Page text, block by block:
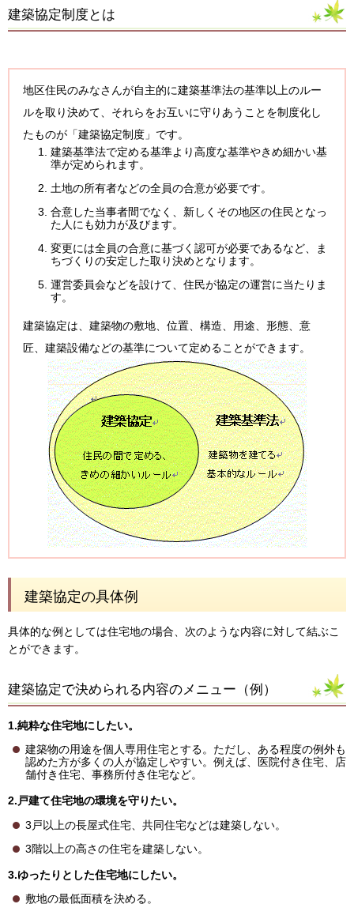
建築協定制度とは
地区住民のみなさんが自主的に建築基準法の基準以上のルー
ルを取り決めて、それらをお互いに守りあうことを制度化し
たものが「建築協定制度」です。
建築基準法で定める基準より高度な基準やきめ細かい基
準が定められます。
土地の所有者などの全員の合意が必要です。
合意した当事者間でなく、新しくその地区の住民となっ
た人にも効力が及びます。
変更には全員の合意に基づく認可が必要であるなど、ま
ちづくりの安定した取り決めとなります。
運営委員会などを設けて、住民が協定の運営に当たりま
す。
建築協定は、建築物の敷地、位置、構造、用途、形態、意
匠、建築設備などの基準について定めることができます。
建築協定の具体例
具体的な例としては住宅地の場合、次のような内容に対して結ぶこ
とができます。
建築協定で決められる内容のメニュー（例）
1.純粋な住宅地にしたい。
建築物の用途を個人専用住宅とする。ただし、ある程度の例外も
認めた方が多くの人が協定しやすい。例えば、医院付き住宅、店
舗付き住宅、事務所付き住宅など。
2.戸建て住宅地の環境を守りたい。
3戸以上の長屋式住宅、共同住宅などは建築しない。
3階以上の高さの住宅を建築しない。
3.ゆったりとした住宅地にしたい。
敷地の最低面積を決める。